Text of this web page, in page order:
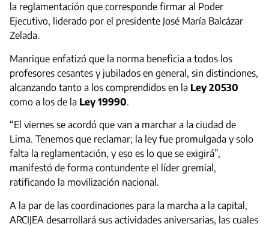
la reglamentación que corresponde firmar al Poder
Ejecutivo, liderado por el presidente José María Balcázar
Zelada.
Manrique enfatizó que la norma beneficia a todos los
profesores cesantes y jubilados en general, sin distinciones,
alcanzando tanto a los comprendidos en la Ley 20530
como a los de la Ley 19990.
“El viernes se acordó que van a marchar a la ciudad de
Lima. Tenemos que reclamar; la ley fue promulgada y solo
falta la reglamentación, y eso es lo que se exigirá”,
manifestó de forma contundente el líder gremial,
ratificando la movilización nacional.
A la par de las coordinaciones para la marcha a la capital,
ARCIJEA desarrollará sus actividades aniversarias, las cuales